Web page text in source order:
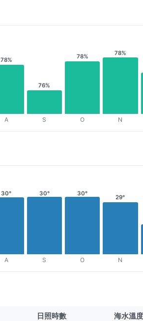
78%
A
76%
S
78%
O
78%
N
30°
A
30°
S
30°
O
29°
N
日照時數 海水溫度